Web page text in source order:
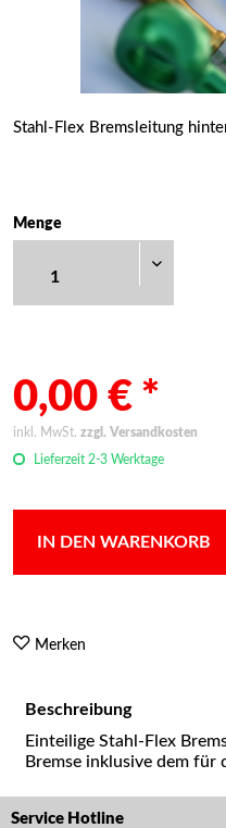
Stahl-Flex Bremsleitung
Menge
0,00 € *
inkl. MwSt. zzgl. Versandkosten
Lieferzeit 2-3 Werktage
IN DEN WARENKORB
Merken
Beschreibung
Einteilige Stahl-Flex
Bremse inklusive dem für
Service Hotline